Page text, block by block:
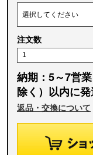
注文数
納期：5～7営
除く）以内に
返品・交換について